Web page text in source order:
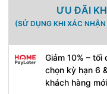
ƯU ĐÃI
(SỬ DỤNG KHI XÁC
Giảm 10% –
chọn kỳ hạn 6
khách hàng mới